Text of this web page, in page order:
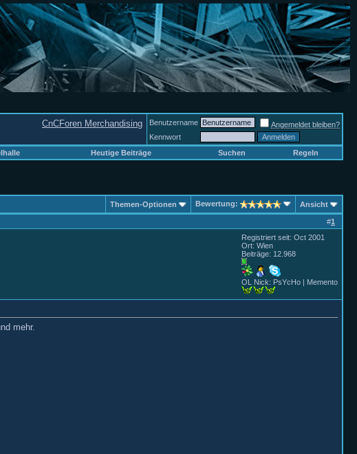
CnCForen Merchandising Benutzername
Angemeldet bleiben?
Kennwort
Heutige Beiträge Suchen Regeln
Themen-Optionen Bewertung: Ansicht
#1
Registriert seit: Oct 2001
Ort: Wien
Beiträge: 12.968
OL Nick: PsYcHo | Memento
mehr.